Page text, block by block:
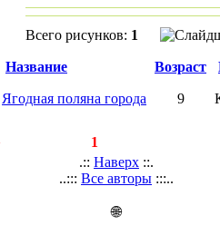
Всего рисунков: 1
Название Возраст
Ягодная поляна города 9
1
.:: Наверх ::.
..::: Все авторы :::..
🌐